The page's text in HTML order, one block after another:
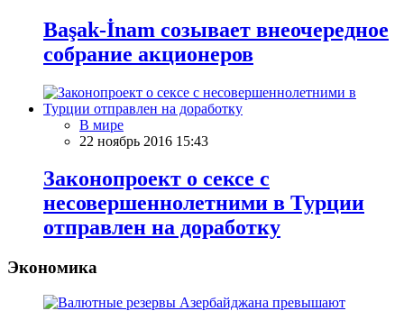
Başak-İnam созывает внеочередное
собрание акционеров
В мире
22 ноябрь 2016 15:43
Законопроект о сексе с
несовершеннолетними в Турции
отправлен на доработку
Экономика